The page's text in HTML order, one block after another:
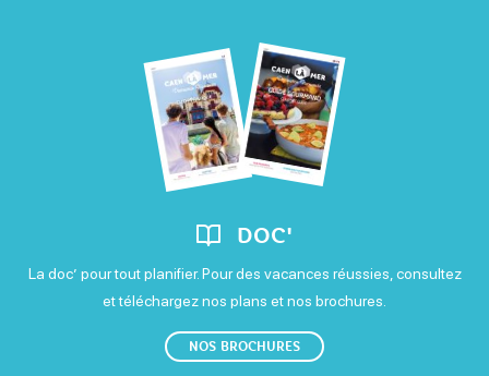
Vendredi
Ouvert
Samedi
Ouvert
DOC'
La doc’ pour tout planifier. Pour des vacances réussies, consultez
et téléchargez nos plans et nos brochures.
NOS BROCHURES